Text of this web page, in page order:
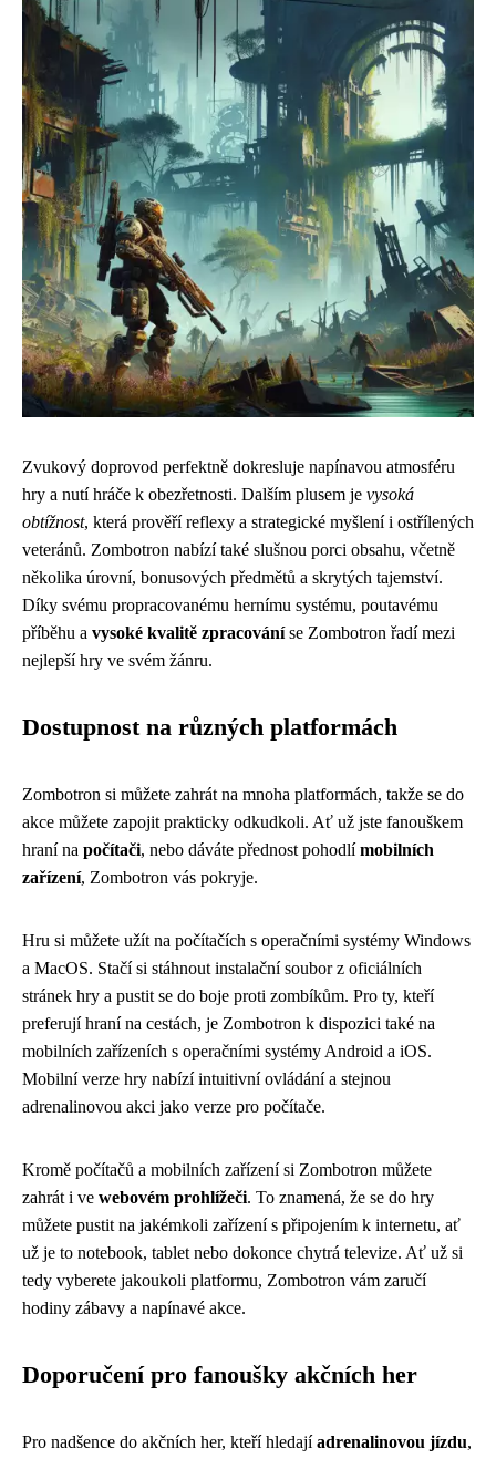
Zvukový doprovod perfektně dokresluje napínavou atmosféru
hry a nutí hráče k obezřetnosti. Dalším plusem je vysoká
obtížnost, která prověří reflexy a strategické myšlení i ostřílených
veteránů. Zombotron nabízí také slušnou porci obsahu, včetně
několika úrovní, bonusových předmětů a skrytých tajemství.
Díky svému propracovanému hernímu systému, poutavému
příběhu a vysoké kvalitě zpracováníse Zombotron řadí mezi
nejlepší hry ve svém žánru.
Dostupnost na různých platformách
Zombotron si můžete zahrát na mnoha platformách, takže se do
akce můžete zapojit prakticky odkudkoli. Ať už jste fanouškem
hraní na počítači, nebo dáváte přednost pohodlímobilních
zařízení, Zombotron vás pokryje.
Hru si můžete užít na počítačích s operačními systémy Windows
a MacOS. Stačí si stáhnout instalační soubor z oficiálních
stránek hry a pustit se do boje proti zombíkům. Pro ty, kteří
preferují hraní na cestách, je Zombotron k dispozici také na
mobilních zařízeních s operačními systémy Android a iOS.
Mobilní verze hry nabízí intuitivní ovládání a stejnou
adrenalinovou akci jako verze pro počítače.
Kromě počítačů a mobilních zařízení si Zombotron můžete
zahrát i ve webovém prohlížeči. To znamená, že se do hry
můžete pustit na jakémkoli zařízení s připojením k internetu, ať
už je to notebook, tablet nebo dokonce chytrá televize. Ať už si
tedy vyberete jakoukoli platformu, Zombotron vám zaručí
hodiny zábavy a napínavé akce.
Doporučení pro fanoušky akčních her
Pro nadšence do akčních her, kteří hledajíadrenalinovou jízdu,